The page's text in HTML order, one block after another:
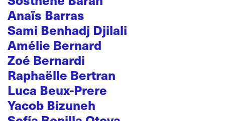
Anaïs Barras
Sami Benhadj Djilali
Amélie Bernard
Zoé Bernardi
Raphaëlle Bertran
Luca Beux-Prere
Yacob Bizuneh